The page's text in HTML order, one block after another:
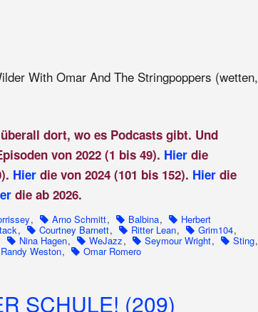
With Omar And The Stringpoppers (wetten,
dort, wo es Podcasts gibt. Und
von 2022 (1 bis 49). Hier die
Hier die von 2024 (101 bis 152). Hier die
die ab 2026.
, Arno Schmitt, Balbina, Herbert
, Courtney Barnett, Ritter Lean, Grim104,
Nina Hagen, WeJazz, Seymour Wright, Sting,
Randy Weston, Omar Romero
SCHULE! (209)